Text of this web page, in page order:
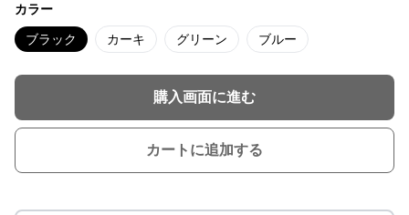
カラー
ブラック カーキ グリーン ブルー
購入画面に進む
カートに追加する